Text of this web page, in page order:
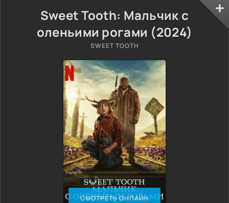
Sweet Tooth: Мальчик с
оленьими рогами (2024)
SWEET TOOTH
СМОТРЕТЬ ОНЛАЙН